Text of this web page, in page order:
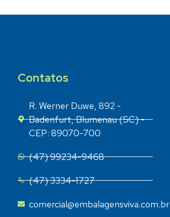
Contatos
R. Werner Duwe, 892 -
Badenfurt, Blumenau (SC) -
CEP: 89070-700
(47) 99234-9468
(47) 3334-1727
comercial@embalagensviva.com.br